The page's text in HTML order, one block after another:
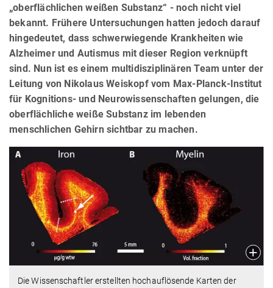
„oberflächlichen weißen Substanz“ - noch nicht viel
bekannt. Frühere Untersuchungen hatten jedoch darauf
hingedeutet, dass schwerwiegende Krankheiten wie
Alzheimer und Autismus mit dieser Region verknüpft
sind. Nun ist es einem multidisziplinären Team unter der
Leitung von Nikolaus Weiskopf vom Max-Planck-Institut
für Kognitions- und Neurowissenschaften gelungen, die
oberflächliche weiße Substanz im lebenden
menschlichen Gehirn sichtbar zu machen.
Die Wissenschaftler erstellten hochauflösende Karten der